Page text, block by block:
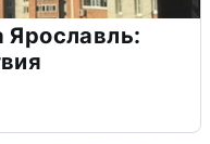
Ярославль: